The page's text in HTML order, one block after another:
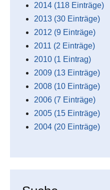
2014 (118 Einträge)
2013 (30 Einträge)
2012 (9 Einträge)
2011 (2 Einträge)
2010 (1 Eintrag)
2009 (13 Einträge)
2008 (10 Einträge)
2006 (7 Einträge)
2005 (15 Einträge)
2004 (20 Einträge)